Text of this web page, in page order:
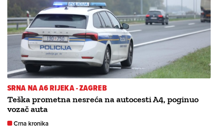
SRNA NA A6 RIJEKA - ZAGREB
Teška prometna nesreća na autocesti A4, poginuo
vozač auta
Crna kronika